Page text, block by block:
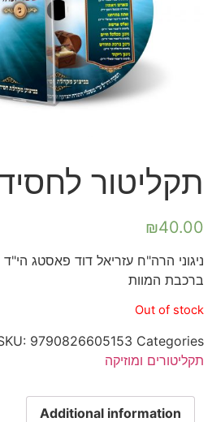
תקליטור
₪40.00
ניגוני הרה"ח עזריאל דוד פאסטג הי"ד
ברכבת המוות
Out of stock
9790826605153 Categories:
תקליטורים ומוזיקה
Additional information